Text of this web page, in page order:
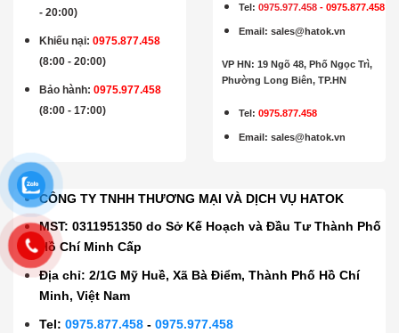
- 20:00)
Khiếu nại: 0975.877.458
(8:00 - 20:00)
Bảo hành:0975.977.458
(8:00 - 17:00)
Tel:0975.977.458 -0975.877.458
Email:sales@hatok.vn
VP HN: 19 Ngõ 48, Phố Ngọc Trì,
Phường Long Biên, TP.HN
Tel: 0975.877.458
Email:sales@hatok.vn
CÔNG TY TNHH THƯƠNG MẠI VÀ DỊCH VỤ HATOK
MST: 0311951350 do Sở Kế Hoạch và Đầu Tư Thành Phố
Hồ Chí Minh Cấp
Địa chỉ: 2/1G Mỹ Huề, Xã Bà Điểm, Thành Phố Hồ Chí
Minh, Việt Nam
Tel:0975.877.458 -0975.977.458